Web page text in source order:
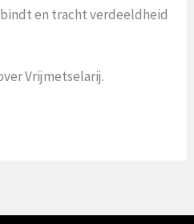
en tracht verdeeldheid
Vrijmetselarij.